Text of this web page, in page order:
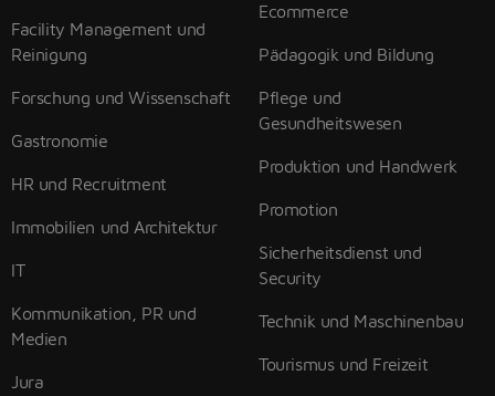
Facility Management und
Reinigung
Forschung und Wissenschaft
Gastronomie
HR und Recruitment
Immobilien und Architektur
IT
Kommunikation, PR und
Medien
Jura
Ecommerce
Pädagogik und Bildung
Pflege und
Gesundheitswesen
Produktion und Handwerk
Promotion
Sicherheitsdienst und
Security
Technik und Maschinenbau
Tourismus und Freizeit